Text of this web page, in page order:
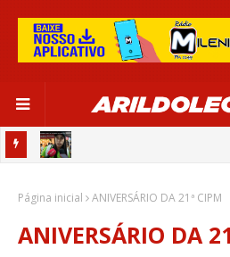
ESPORTE (TV BAHIA - REDE GLOBO
Página inicial ANIVERSÁRIO DA 21ª CIPM
ANIVERSÁRIO DA